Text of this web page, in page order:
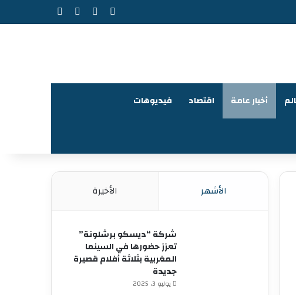
فيسبوك ‫YouTube
أخبار عامة اقتصاد فيديوهات
الأشهر الأخيرة
شركة “ديسكو برشلونة”
تعزز حضورها في السينما
المغربية بثلاثة أفلام قصيرة
جديدة
يوليو 3, 2025